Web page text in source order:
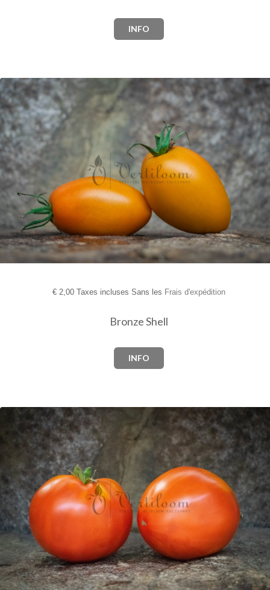
INFO
€2,00 Taxes incluses Sans les Frais d'expédition
Bronze Shell
INFO